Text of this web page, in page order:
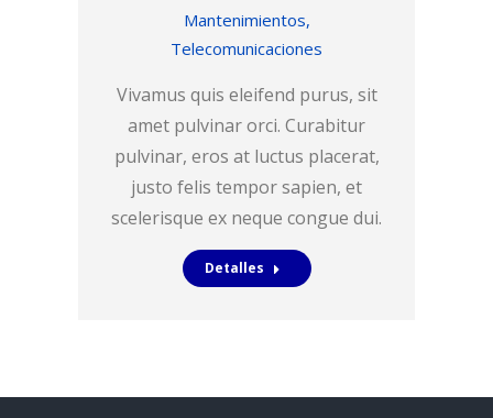
Mantenimientos,
Telecomunicaciones
Vivamus quis eleifend purus, sit
amet pulvinar orci. Curabitur
pulvinar, eros at luctus placerat,
justo felis tempor sapien, et
scelerisque ex neque congue dui.
Detalles